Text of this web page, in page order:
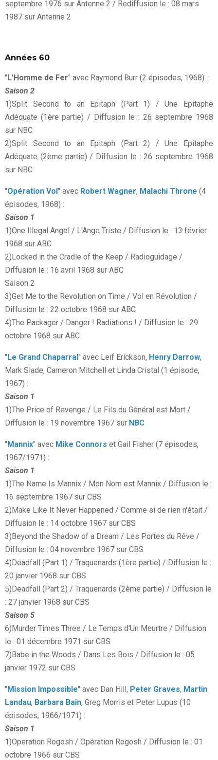
septembre 1976 sur Antenne 2 / Rediffusion le : 08 mars
1987 sur Antenne 2
Années 60
"L'Homme de Fer" avec Raymond Burr (2 épisodes, 1968) :
Saison 2
1)Split Second to an Epitaph (Part 1) / Une Epitaphe
Adéquate (1ère partie) / Diffusion le : 26 septembre 1968
sur NBC
2)Split Second to an Epitaph (Part 2) / Une Epitaphe
Adéquate (2ème partie) / Diffusion le : 26 septembre 1968
sur NBC
"Opération Vol" avec Robert Wagner, Malachi Throne (4
épisodes, 1968) :
Saison 1
1)One Illegal Angel / L'Ange Triste / Diffusion le : 13 février
1968 sur ABC
2)Locked in the Cradle of the Keep / Radioguidage /
Diffusion le : 16 avril 1968 sur ABC
Saison 2
3)Get Me to the Revolution on Time / Vol en Révolution /
Diffusion le : 22 octobre 1968 sur ABC
4)The Packager / Danger ! Radiations ! / Diffusion le : 29
octobre 1968 sur ABC
"Le Grand Chaparral" avec Leif Erickson, Henry Darrow,
Mark Slade, Cameron Mitchell et Linda Cristal (1 épisode,
1967) :
Saison 1
1)The Price of Revenge / Le Fils du Général est Mort /
Diffusion le : 19 novembre 1967 sur NBC
"Mannix" avec Mike Connors et Gail Fisher (7 épisodes,
1967/1971) :
Saison 1
1)The Name Is Mannix / Mon Nom est Mannix / Diffusion le :
16 septembre 1967 sur CBS
2)Make Like It Never Happened / Comme si de rien n'était /
Diffusion le : 14 octobre 1967 sur CBS
3)Beyond the Shadow of a Dream / Les Portes du Rêve /
Diffusion le : 04 novembre 1967 sur CBS
4)Deadfall (Part 1) / Traquenards (1ère partie) / Diffusion le :
20 janvier 1968 sur CBS
5)Deadfall (Part 2) / Traquenards (2ème partie) / Diffusion le
: 27 janvier 1968 sur CBS
Saison 5
6)Murder Times Three / Le Temps d'Un Meurtre / Diffusion
le : 01 décembre 1971 sur CBS
7)Babe in the Woods / Dans Les Bois / Diffusion le : 05
janvier 1972 sur CBS
"Mission Impossible" avec Dan Hill, Peter Graves, Martin
Landau, Barbara Bain, Greg Morris et Peter Lupus (10
épisodes, 1966/1971) :
Saison 1
1)Operation Rogosh / Opération Rogosh / Diffusion le : 01
octobre 1966 sur CBS